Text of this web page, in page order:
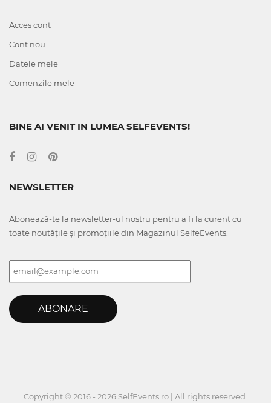
Acces cont
Cont nou
Datele mele
Comenzile mele
BINE AI VENIT IN LUMEA SELFEVENTS!
NEWSLETTER
Abonează-te la newsletter-ul nostru pentru a fi la curent cu
toate noutățile și promoțiile din Magazinul SelfeEvents.
ABONARE
Copyright © 2016 - 2026 SelfEvents.ro | All rights reserved.